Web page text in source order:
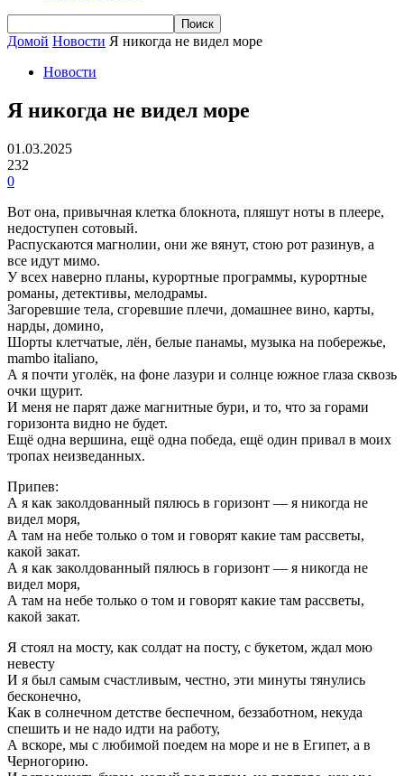
Домой Новости Я никогда не видел море
Новости
Я никогда не видел море
01.03.2025
232
0
Вот она, привычная клетка блокнота, пляшут ноты в плеере,
недоступен сотовый.
Распускаются магнолии, они же вянут, стою рот разинув, а
все идут мимо.
У всех наверно планы, курортные программы, курортные
романы, детективы, мелодрамы.
Загоревшие тела, сгоревшие плечи, домашнее вино, карты,
нарды, домино,
Шорты клетчатые, лён, белые панамы, музыка на побережье,
mambo italiano,
А я почти уголёк, на фоне лазури и солнце южное глаза сквозь
очки щурит.
И меня не парят даже магнитные бури, и то, что за горами
горизонта видно не будет.
Ещё одна вершина, ещё одна победа, ещё один привал в моих
тропах неизведанных.
Припев:
А я как заколдованный пялюсь в горизонт — я никогда не
видел моря,
А там на небе только о том и говорят какие там рассветы,
какой закат.
А я как заколдованный пялюсь в горизонт — я никогда не
видел моря,
А там на небе только о том и говорят какие там рассветы,
какой закат.
Я стоял на мосту, как солдат на посту, с букетом, ждал мою
невесту
И я был самым счастливым, честно, эти минуты тянулись
бесконечно,
Как в солнечном детстве беспечном, беззаботном, некуда
спешить и не надо идти на работу,
А вскоре, мы с любимой поедем на море и не в Египет, а в
Черногорию.